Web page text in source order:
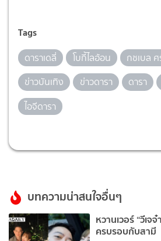
Tags
ดาราเดลี่ โบกี้ไลอ้อน
กชเบล
ข่าวบันเทิง
ข่าวดารา ดารา
ไอจีดารา
บทความน่าสนใจอื่นๆ
หวานเวอร์ “วีเ
ครบรอบกับสามี